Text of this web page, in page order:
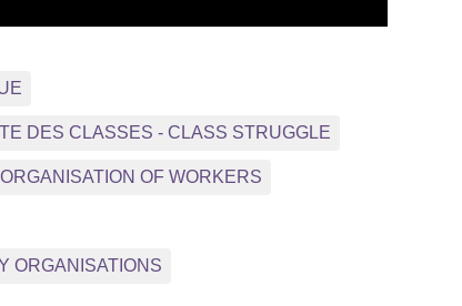
DES CLASSES - CLASS STRUGGLE
OF WORKERS
ORGANISATIONS